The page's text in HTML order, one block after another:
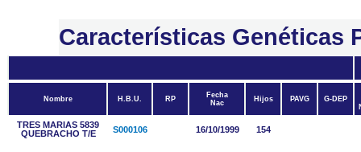
Características Genéticas
Nombre H.B.U. RP
Fecha
Nac
Hijos PAVG
G-DEP
TRES MARIAS 5839
QUEBRACHO T/E
S000106 16/10/1999 154